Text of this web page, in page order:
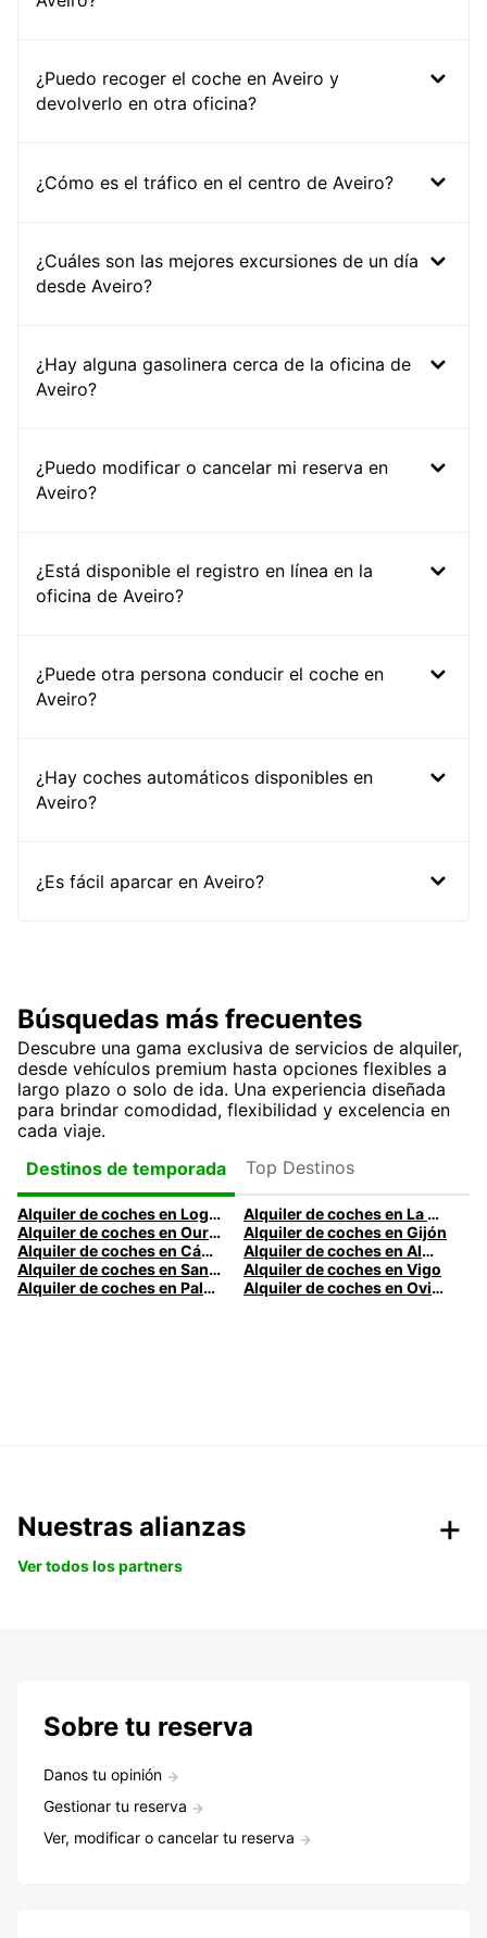
¿Puedo recoger el coche en Aveiro y
devolverlo en otra oficina?
¿Cómo es el tráfico en el centro de Aveiro?
¿Cuáles son las mejores excursiones de un día
desde Aveiro?
¿Hay alguna gasolinera cerca de la oficina de
Aveiro?
¿Puedo modificar o cancelar mi reserva en
Aveiro?
¿Está disponible el registro en línea en la
oficina de Aveiro?
¿Puede otra persona conducir el coche en
Aveiro?
¿Hay coches automáticos disponibles en
Aveiro?
¿Es fácil aparcar en Aveiro?
Búsquedas más frecuentes
Descubre una gama exclusiva de servicios de alquiler,
desde vehículos premium hasta opciones flexibles a
largo plazo o solo de ida. Una experiencia diseñada
para brindar comodidad, flexibilidad y excelencia en
cada viaje.
Destinos de temporada
Top Destinos
Alquiler de coches en Logroño
Alquiler de coches en La Coruña
Alquiler de coches en Ourense
Alquiler de coches en Gijón
Alquiler de coches en Cádiz
Alquiler de coches en Almería
Alquiler de coches en Santander
Alquiler de coches en Vigo
Alquiler de coches en Palma
Alquiler de coches en Oviedo
Nuestras alianzas
Ver todos los partners
Sobre tu reserva
Danos tu opinión
Gestionar tu reserva
Ver, modificar o cancelar tu reserva